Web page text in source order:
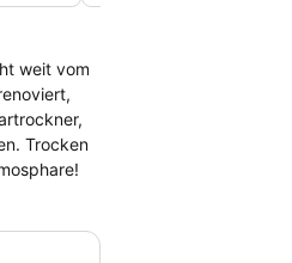
weit vom
Trocken